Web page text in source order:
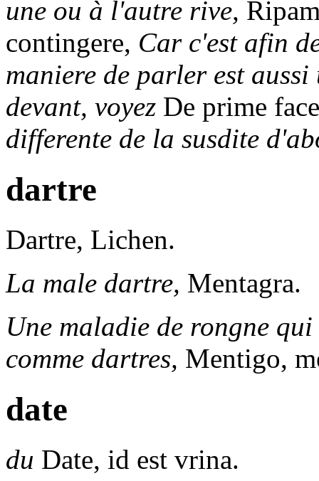
une ou à l'autre rive,
contingere, Car c'est afin
maniere de parler est aussi
devant, voyez De prime
differente de la susdite
dartre
Dartre, Lichen.
La male dartre, Mentagra.
Une maladie de rongne
comme dartres, Mentigo,
date
du Date, id est vrina.